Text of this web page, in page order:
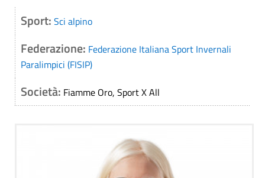
Sport: Sci alpino
Federazione: Federazione Italiana Sport Invernali
Paralimpici (FISIP)
Società: Fiamme Oro, Sport X All